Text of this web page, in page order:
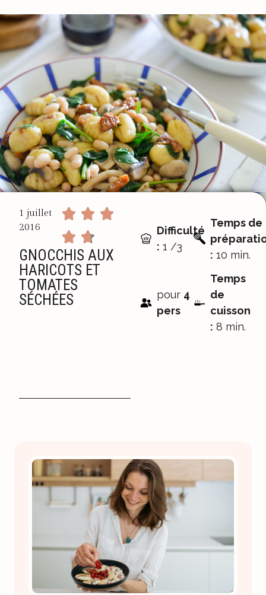
1 juillet
2016
GNOCCHIS AUX
HARICOTS ET
TOMATES
SÉCHÉES
Difficulté
: 1 /3
Temps de
: 10 min.
pour 4
pers
Temps
de
cuisson
: 8 min.